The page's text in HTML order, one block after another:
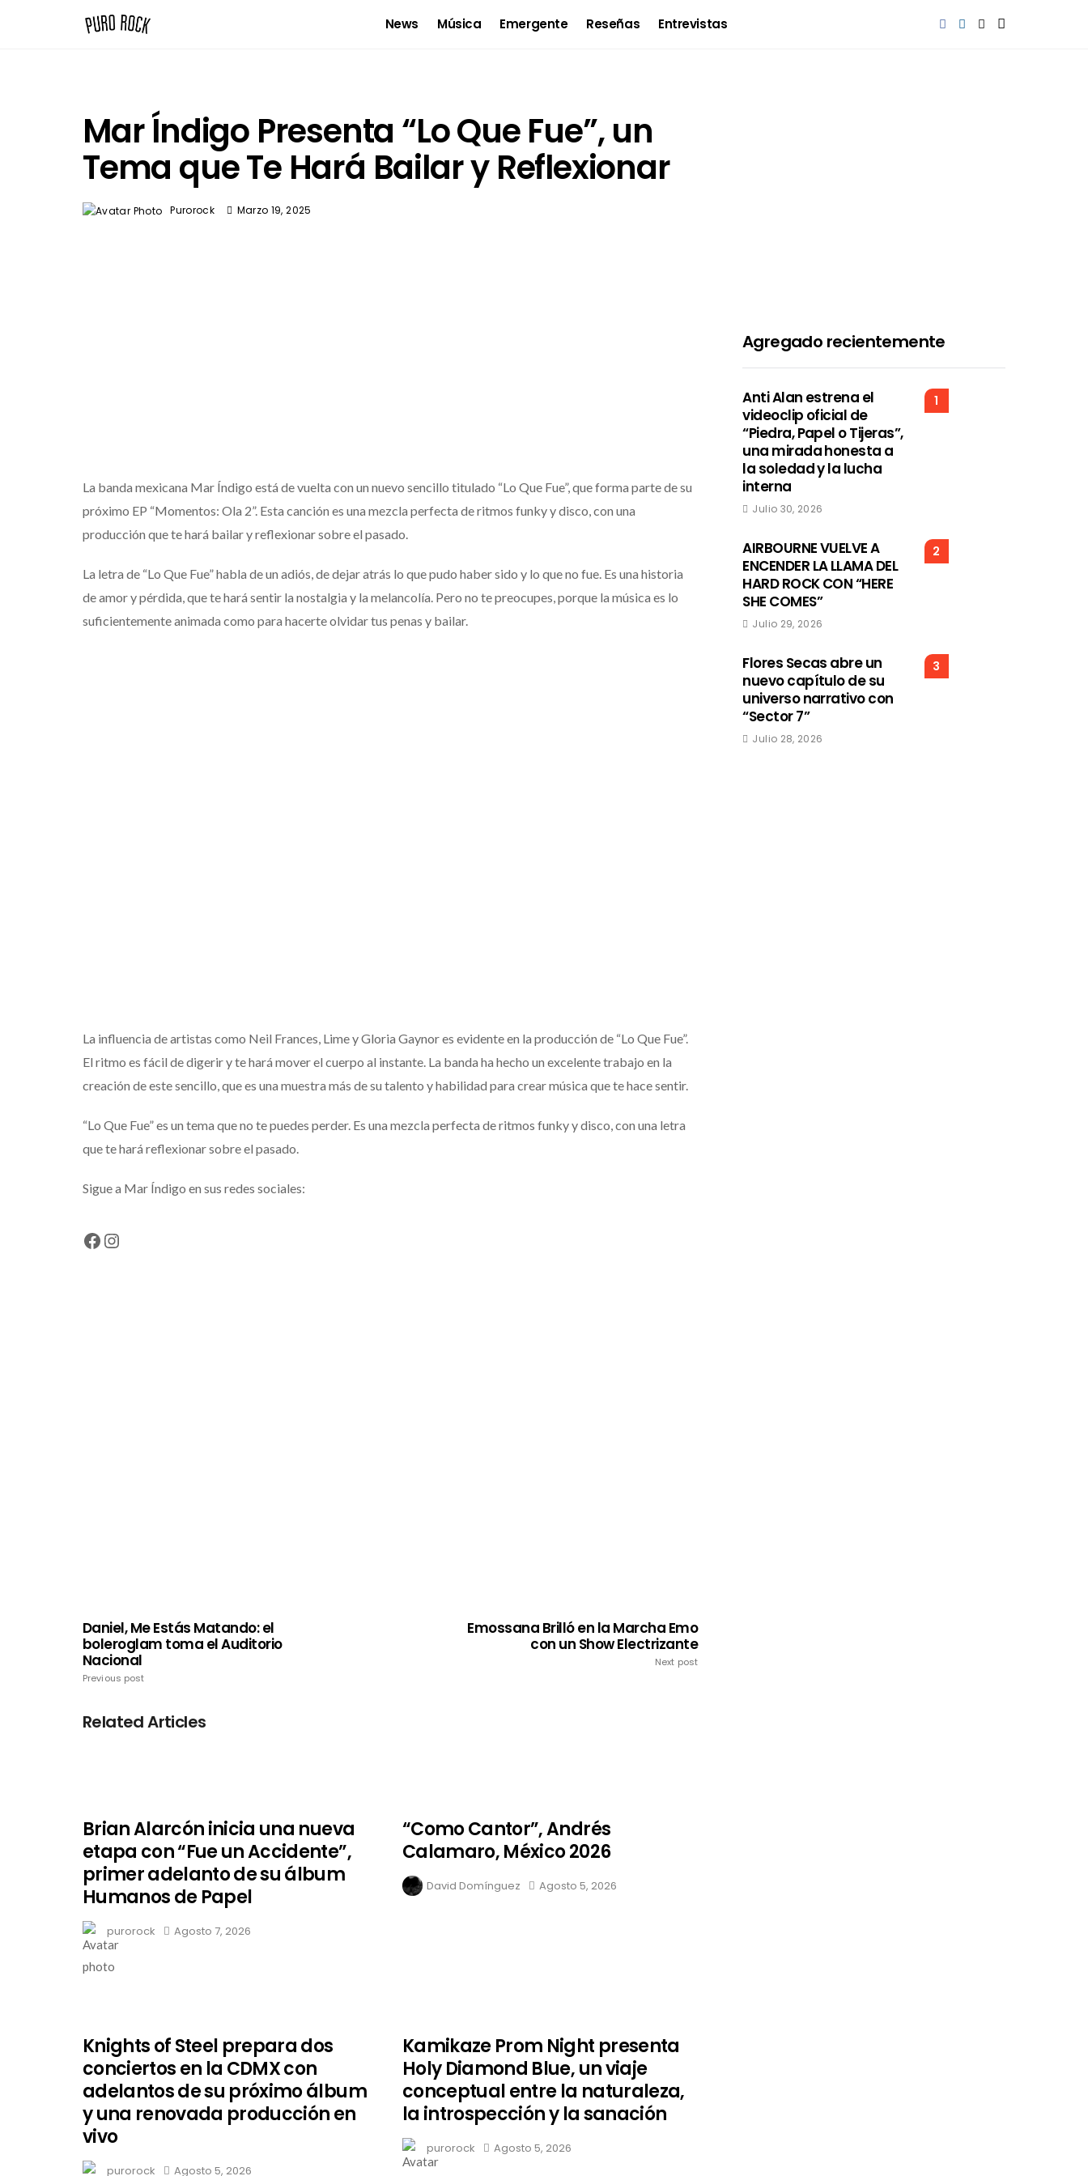
News Música Emergente Reseñas Entrevistas
Mar Índigo Presenta “Lo Que Fue”, un
Tema que Te Hará Bailar y Reflexionar
Purorock Marzo 19, 2025
La banda mexicana Mar Índigo está de vuelta con un nuevo sencillo titulado “Lo Que Fue”, que forma parte de su
próximo EP “Momentos: Ola 2”. Esta canción es una mezcla perfecta de ritmos funky y disco, con una
producción que te hará bailar y reflexionar sobre el pasado.
La letra de “Lo Que Fue” habla de un adiós, de dejar atrás lo que pudo haber sido y lo que no fue. Es una historia
de amor y pérdida, que te hará sentir la nostalgia y la melancolía. Pero no te preocupes, porque la música es lo
suficientemente animada como para hacerte olvidar tus penas y bailar.
La influencia de artistas como Neil Frances, Lime y Gloria Gaynor es evidente en la producción de “Lo Que Fue”.
El ritmo es fácil de digerir y te hará mover el cuerpo al instante. La banda ha hecho un excelente trabajo en la
creación de este sencillo, que es una muestra más de su talento y habilidad para crear música que te hace sentir.
“Lo Que Fue” es un tema que no te puedes perder. Es una mezcla perfecta de ritmos funky y disco, con una letra
que te hará reflexionar sobre el pasado.
Sigue a Mar Índigo en sus redes sociales:
Facebook
Instagram
Daniel, Me Estás Matando: el
boleroglam toma el Auditorio
Nacional
Previous post
Emossana Brilló en la Marcha Emo
con un Show Electrizante
Next post
Related Articles
Brian Alarcón inicia una nueva
etapa con “Fue un Accidente”,
primer adelanto de su álbum
Humanos de Papel
purorock Agosto 7, 2026
“Como Cantor”, Andrés
Calamaro, México 2026
David Domínguez Agosto 5, 2026
Knights of Steel prepara dos
conciertos en la CDMX con
adelantos de su próximo álbum
y una renovada producción en
vivo
purorock Agosto 5, 2026
Kamikaze Prom Night presenta
Holy Diamond Blue, un viaje
conceptual entre la naturaleza,
la introspección y la sanación
purorock Agosto 5, 2026
Agregado recientemente
1
Anti Alan estrena el
videoclip oficial de
“Piedra, Papel o Tijeras”,
una mirada honesta a
la soledad y la lucha
interna
Julio 30, 2026
2
AIRBOURNE VUELVE A
ENCENDER LA LLAMA DEL
HARD ROCK CON “HERE
SHE COMES”
Julio 29, 2026
3
Flores Secas abre un
nuevo capítulo de su
universo narrativo con
“Sector 7”
Julio 28, 2026